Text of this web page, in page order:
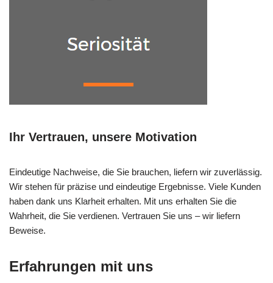
Ihr Vertrauen, unsere Motivation
Eindeutige Nachweise, die Sie brauchen, liefern wir zuverlässig.
Wir stehen für präzise und eindeutige Ergebnisse. Viele Kunden
haben dank uns Klarheit erhalten. Mit uns erhalten Sie die
Wahrheit, die Sie verdienen. Vertrauen Sie uns – wir liefern
Beweise.
Erfahrungen mit uns